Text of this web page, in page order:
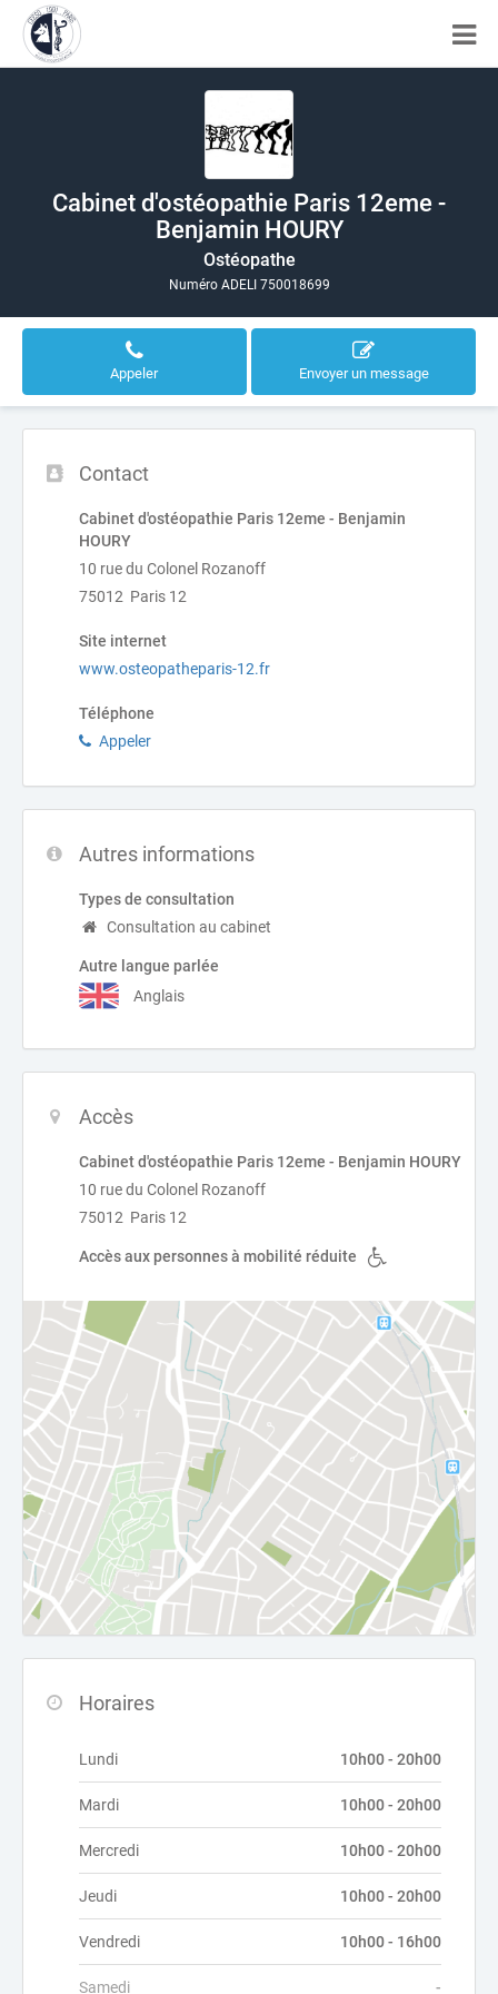
Cabinet d'ostéopathie Paris 12eme -
Benjamin HOURY
Ostéopathe
Numéro ADELI 750018699
Appeler Envoyer un message
Contact
Cabinet d'ostéopathie Paris 12eme - Benjamin
HOURY
10 rue du Colonel Rozanoff
75012 Paris 12
Site internet
www.osteopatheparis-12.fr
Téléphone
Appeler
Autres informations
Types de consultation
Consultation au cabinet
Autre langue parlée
Anglais
Accès
Cabinet d'ostéopathie Paris 12eme - Benjamin HOURY
10 rue du Colonel Rozanoff
75012 Paris 12
Accès aux personnes à mobilité réduite
Horaires
Lundi 10h00 - 20h00
Mardi 10h00 - 20h00
Mercredi 10h00 - 20h00
Jeudi 10h00 - 20h00
Vendredi 10h00 - 16h00
Samedi -